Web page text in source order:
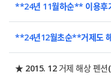
**24년 11월하순** 이용후
**24년12월초순**거제도
★ 2015. 12 거제 해상 펜션(